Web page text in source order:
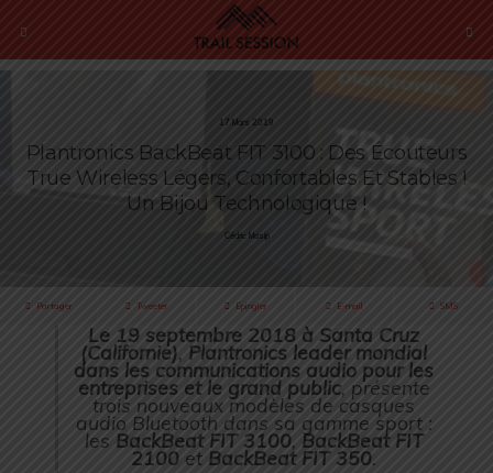
17 Mars 2019
Plantronics BackBeat FIT 3100 : Des Écouteurs
True Wireless Légers, Confortables Et Stables !
Un Bijou Technologique !
Cédric Masip
Partager Tweeter Épingler E-mail SMS
Le 19 septembre 2018 à Santa Cruz
(Californie), Plantronics leader mondial
dans les communications audio pour les
entreprises et le grand public, présente
trois nouveaux modèles de casques
audio Bluetooth dans sa gamme sport :
les BackBeat FIT 3100, BackBeat FIT
2100 et BackBeat FIT 350.